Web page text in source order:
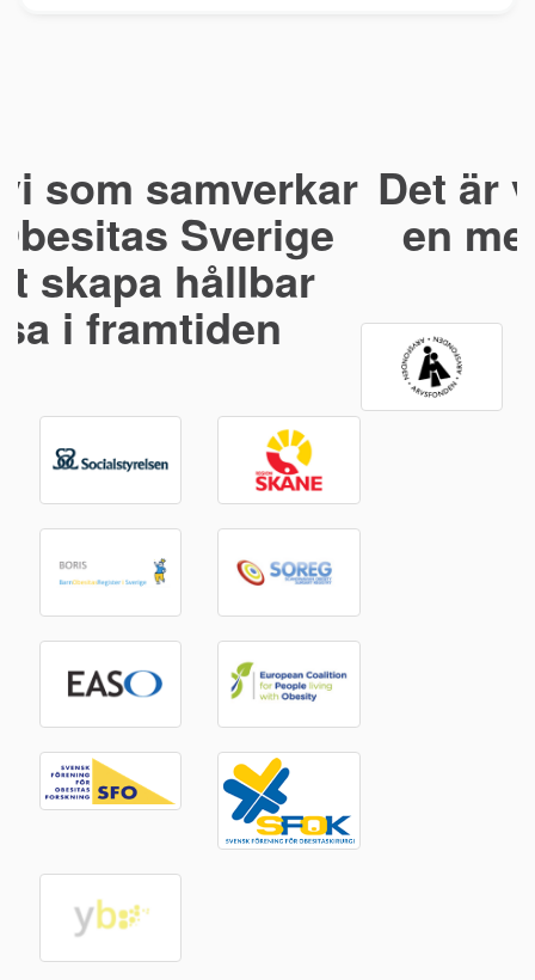
Det är vi som bidrar till
en mer hållbar hälsa